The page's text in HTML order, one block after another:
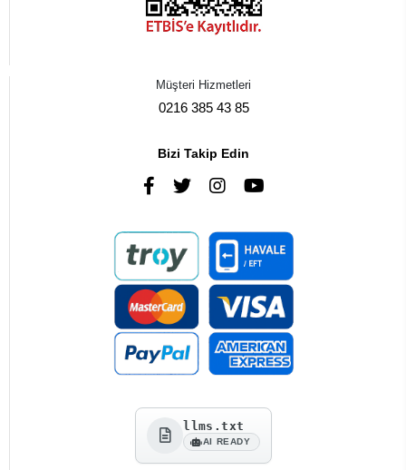
Müşteri Hizmetleri
0216 385 43 85
Bizi Takip Edin
llms.txt
AI READY